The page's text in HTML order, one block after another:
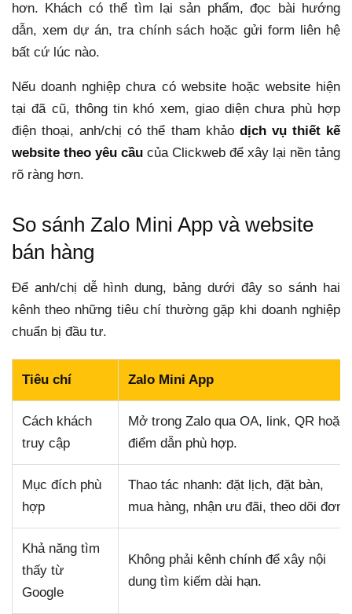
hơn. Khách có thể tìm lại sản phẩm, đọc bài hướng
dẫn, xem dự án, tra chính sách hoặc gửi form liên hệ
bất cứ lúc nào.
Nếu doanh nghiệp chưa có website hoặc website hiện
tại đã cũ, thông tin khó xem, giao diện chưa phù hợp
điện thoại, anh/chị có thể tham khảo dịch vụ thiết kế
website theo yêu cầu của Clickweb để xây lại nền tảng
rõ ràng hơn.
So sánh Zalo Mini App và website
bán hàng
Để anh/chị dễ hình dung, bảng dưới đây so sánh hai
kênh theo những tiêu chí thường gặp khi doanh nghiệp
chuẩn bị đầu tư.
Tiêu chí Zalo Mini App
Cách khách
truy cập
Mở trong Zalo qua OA, link, QR hoặc
điểm dẫn phù hợp.
Mục đích phù
hợp
Thao tác nhanh: đặt lịch, đặt bàn,
mua hàng, nhận ưu đãi, theo dõi đơn.
Khả năng tìm
thấy từ
Google
Không phải kênh chính để xây nội
dung tìm kiếm dài hạn.